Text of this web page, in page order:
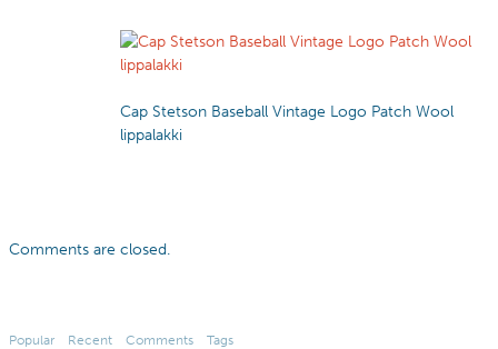
Cap Stetson Baseball Vintage Logo Patch Wool
lippalakki
Comments are closed.
Popular Recent Comments Tags